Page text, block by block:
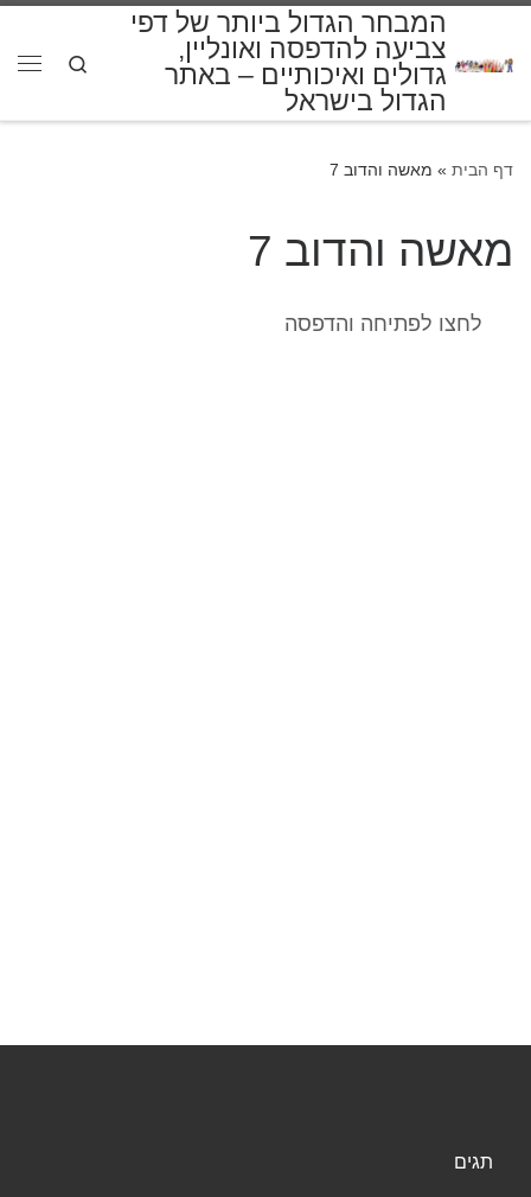
המבחר הגדול ביותר של דפי
צביעה להדפסה ואונליין,
גדולים ואיכותיים – באתר
הגדול בישראל
Search
דף הבית » מאשה והדוב 7
מאשה והדוב 7
לחצו לפתיחה והדפסה
תגים